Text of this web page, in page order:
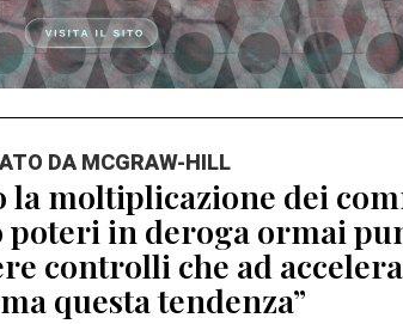
DA MCGRAW-HILL
la moltiplicazione dei
in deroga ormai
controlli che ad
questa tendenza”